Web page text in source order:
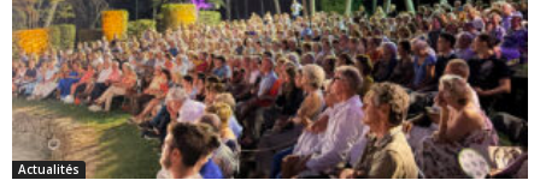
Actualités